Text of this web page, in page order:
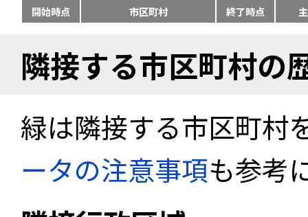
開始時点
市区町村 終了時点
隣接する市区町村の
緑は隣接する市区町村
ータの注意事項も参考